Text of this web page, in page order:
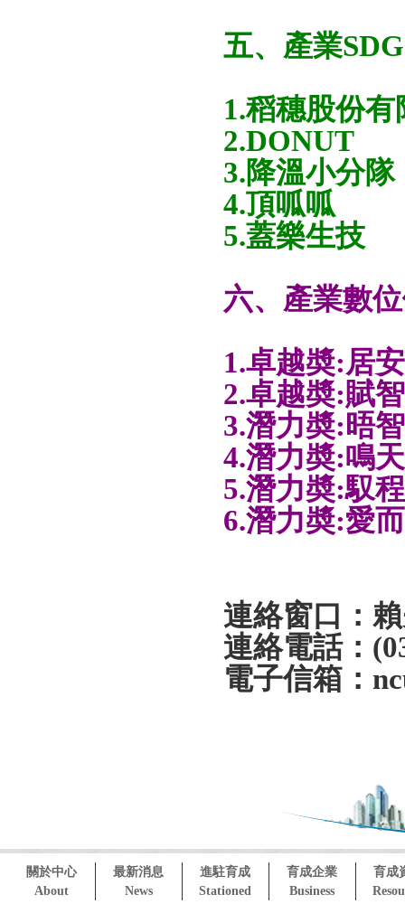
五、產業
1.稻穗股份有
2.DONUT
3.降溫小分隊
4.頂呱呱
5.蓋樂生技
六、產業數
1.卓越奬:居
2.卓越奬:賦
3.潛力奬:晤
4.潛力奬:鳴
5.潛力奬:馭
6.潛力奬:愛
連絡窗口：
連絡電話：
電子信箱：
關於中心
About
最新消息
News
進駐育成
Stationed
育成企業
Business
育成